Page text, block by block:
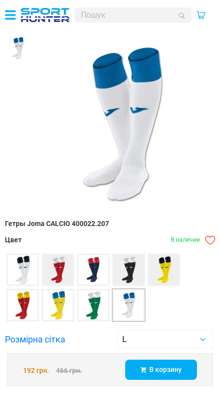
Гетры Joma CALCIO 400022.207
В наличии
Цвет
Розмірна сітка
192 грн. 466 грн. В корзину